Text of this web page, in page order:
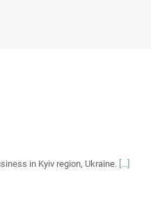
in Kyiv region, Ukraine. [...]